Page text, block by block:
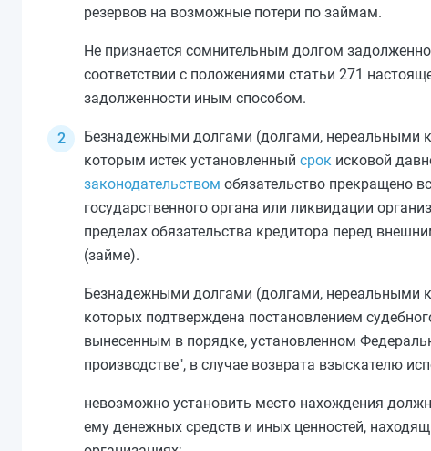
резервов на возможные потери по займам.
Не признается сомнительным долгом
соответствии с положениями статьи 271
задолженности иным способом.
Безнадежными долгами (долгами, нереальными
которым истек установленный срок исковой
законодательством обязательство прекращено
государственного органа или ликвидации
пределах обязательства кредитора перед
(займе).
Безнадежными долгами (долгами, нереальными
которых подтверждена постановлением
вынесенным в порядке, установленном
производстве", в случае возврата взыскателю
невозможно установить место нахождения
ему денежных средств и иных ценностей,